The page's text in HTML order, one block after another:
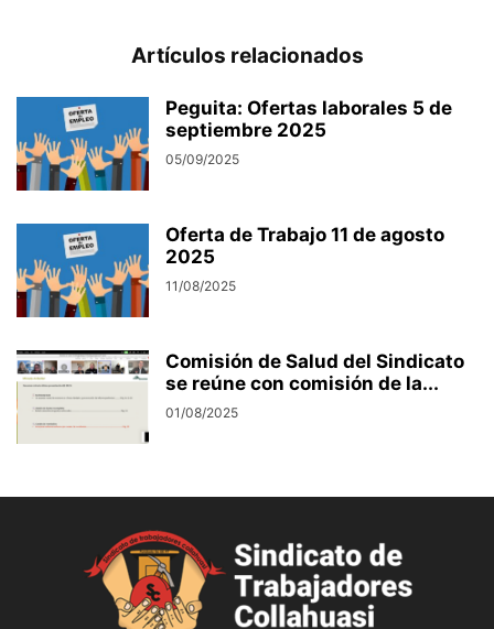
Artículos relacionados
Peguita: Ofertas laborales 5 de
septiembre 2025
05/09/2025
Oferta de Trabajo 11 de agosto
2025
11/08/2025
Comisión de Salud del Sindicato
se reúne con comisión de la...
01/08/2025